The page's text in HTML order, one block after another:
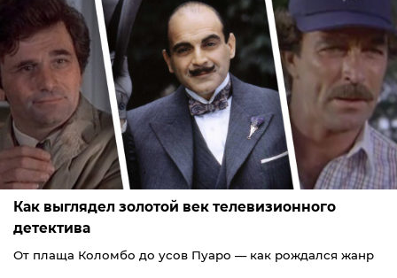
Как выглядел золотой век телевизионного
детектива
От плаща Коломбо до усов Пуаро — как рождался жанр